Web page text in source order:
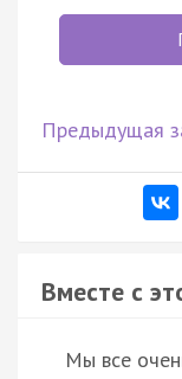
Предыдущая
Вместе с
Мы все